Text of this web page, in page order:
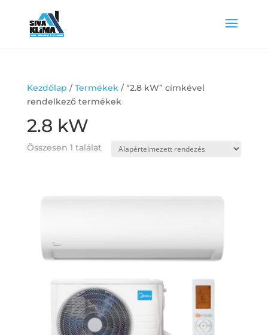
Kezdőlap /Termékek/ “2.8 kW” címkével
rendelkező termékek
2.8 kW
Összesen 1 találat